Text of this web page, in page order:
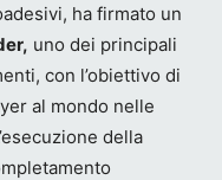
ha firmato un
uno dei principali
con l’obiettivo di
al mondo nelle
della